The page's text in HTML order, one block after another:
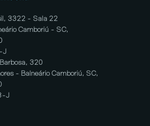
3322 - Sala 22
Camboriú - SC,
J
320
- Balneário Camboriú, SC,
J